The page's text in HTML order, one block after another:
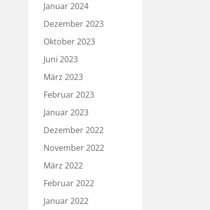
Januar 2024
Dezember 2023
Oktober 2023
Juni 2023
März 2023
Februar 2023
Januar 2023
Dezember 2022
November 2022
März 2022
Februar 2022
Januar 2022